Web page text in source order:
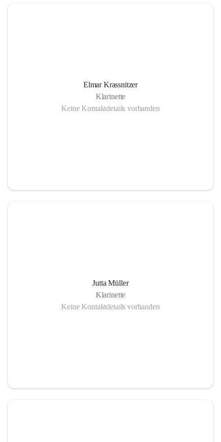
Elmar Krassnitzer
Klarinette
Keine Kontaktdetails vorhanden
Jutta Müller
Klarinette
Keine Kontaktdetails vorhanden